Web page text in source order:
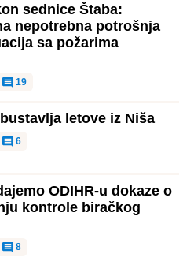
sednice Štaba:
nepotrebna potrošnja
sa požarima
19
letove iz Niša
6
ODIHR-u dokaze o
kontrole biračkog
8